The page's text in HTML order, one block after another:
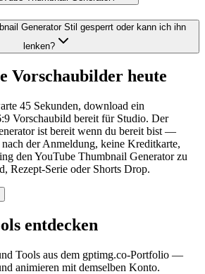
Generator Stil gesperrt oder kann ich ihn
lenken?
Vorschaubilder heute
45 Sekunden, download ein
Vorschaubild bereit für Studio. Der
ist bereit wenn du bereit bist —
der Anmeldung, keine Kreditkarte,
den YouTube Thumbnail Generator zu
Rezept-Serie oder Shorts Drop.
entdecken
Tools aus dem gptimg.co-Portfolio —
animieren mit demselben Konto.